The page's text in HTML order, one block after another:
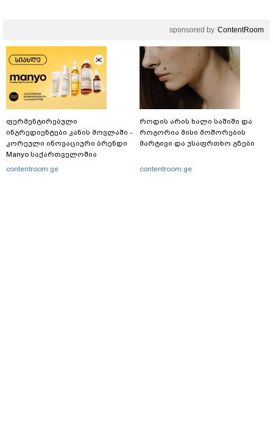
sponsored by ContentRoom
ფერმენტირებული
ინგრედიენტები კანის მოვლაში -
კორეული ინოვაციური ბრენდი
Manyo საქართველოშია
contentroom.ge
როდის არის ხალი საშიში და
როგორია მისი მოშორების
მარტივი და უსაფრთხო გზები
contentroom.ge